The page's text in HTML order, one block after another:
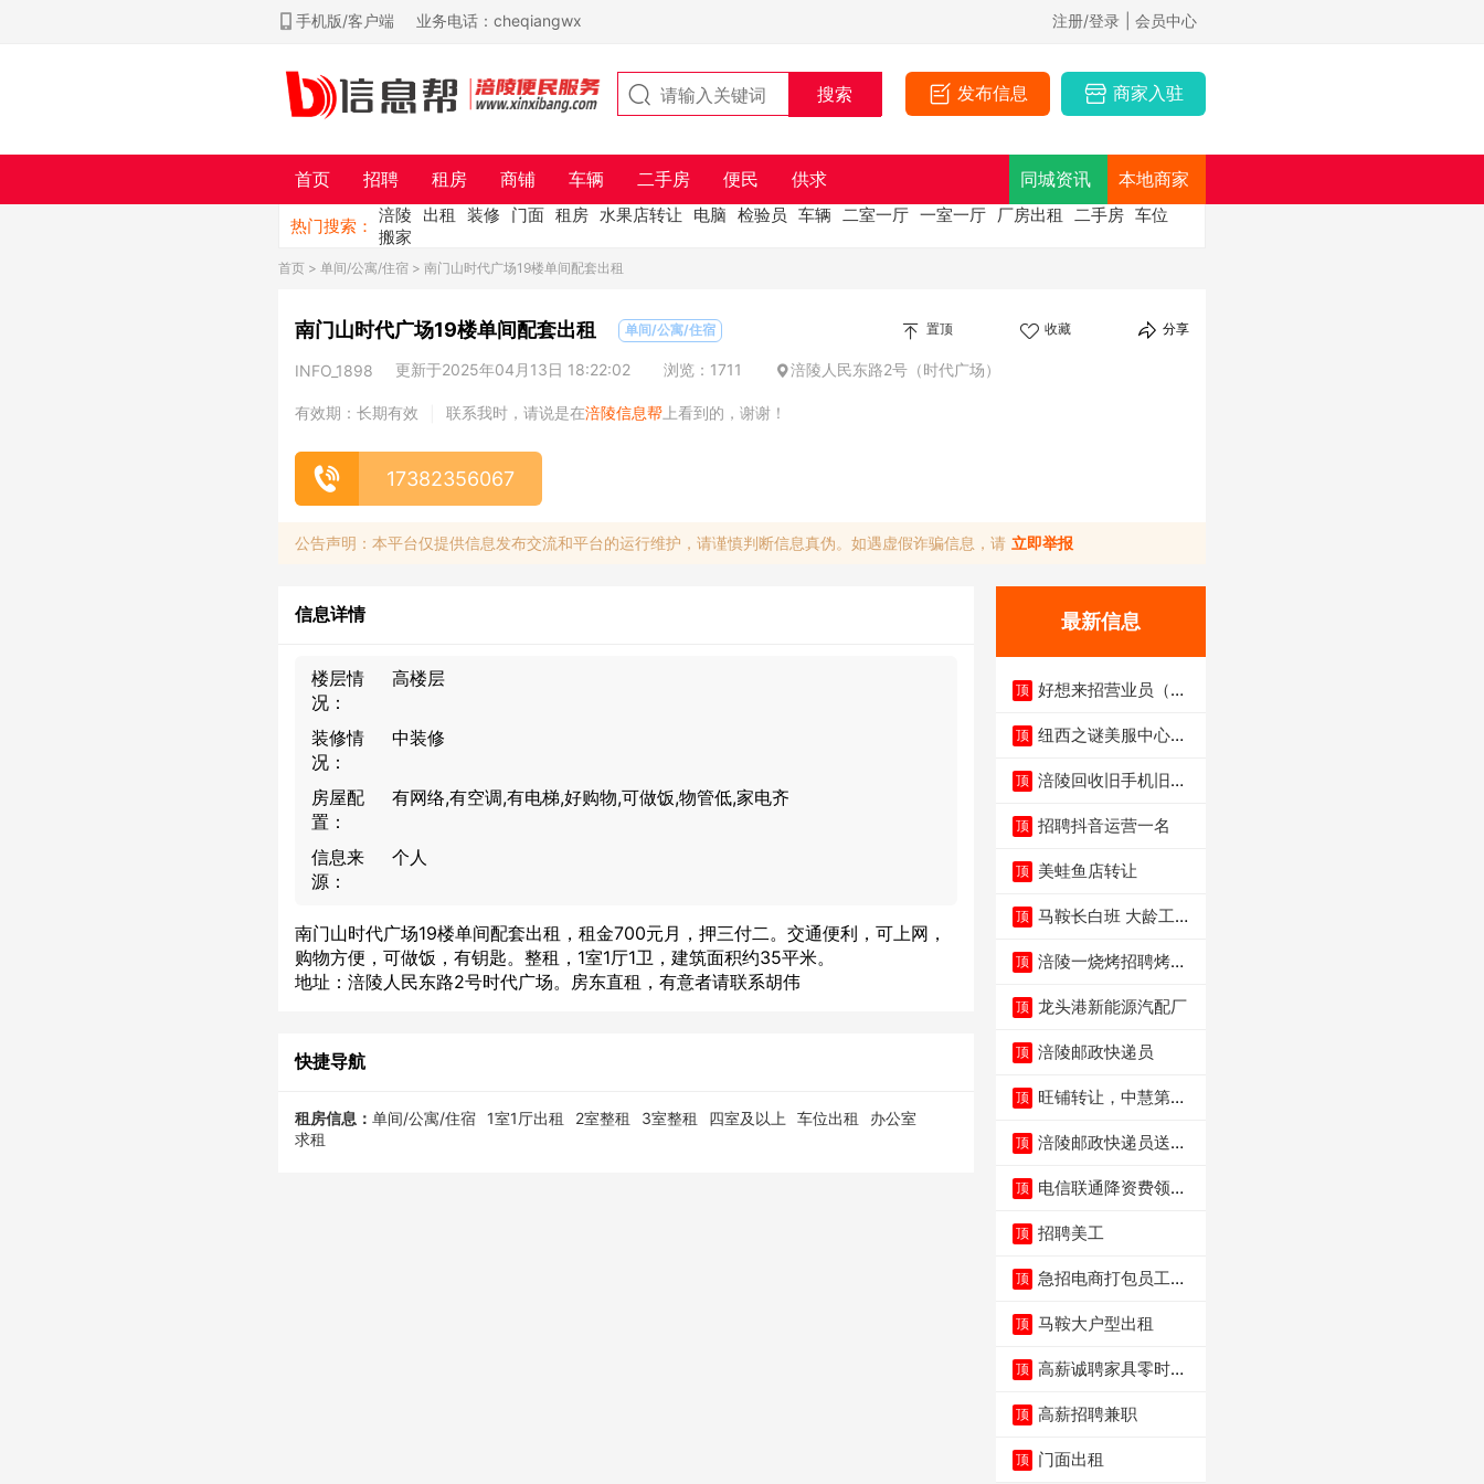
手机版/客户端 业务电话：cheqiangwx 注册/登录 | 会员中心
发布信息 商家入驻
首页 招聘 租房 商铺 车辆 二手房 便民 供求 同城资讯 本地商家
热门搜索：
涪陵 出租 装修 门面 租房 水果店转让 电脑 检验员 车辆 二室一厅 一室一厅 厂房出租 二手房 车位
搬家
首页 > 单间/公寓/住宿 > 南门山时代广场19楼单间配套出租
南门山时代广场19楼单间配套出租 单间/公寓/住宿 置顶 收藏 分享
INFO_1898 更新于2025年04月13日 18:22:02 浏览：1711 涪陵人民东路2号（时代广场）
有效期：长期有效 联系我时，请说是在涪陵信息帮 上看到的，谢谢！
17382356067
公告声明：本平台仅提供信息发布交流和平台的运行维护，请谨慎判断信息真伪。如遇虚假诈骗信息，请 立即举报
信息详情
楼层情
况：
高楼层
装修情
况：
中装修
房屋配
置：
有网络,有空调,有电梯,好购物,可做饭,物管低,家电齐
信息来
源：
个人
南门山时代广场19楼单间配套出租，租金700元月，押三付二。交通便利，可上网，
购物方便，可做饭，有钥匙。整租，1室1厅1卫，建筑面积约35平米。
地址：涪陵人民东路2号时代广场。房东直租，有意者请联系胡伟
快捷导航
租房信息： 单间/公寓/住宿 1室1厅出租 2室整租 3室整租 四室及以上 车位出租
办公室
求租
最新信息
顶 好想来招营业员（不
顶 纽西之谜美服中心招
顶 涪陵回收旧手机旧电
顶 招聘抖音运营一名
顶 美蛙鱼店转让
顶 马鞍长白班 大龄工大
顶 涪陵一烧烤招聘烤工
顶 龙头港新能源汽配厂
顶 涪陵邮政快递员
顶 旺铺转让，中慧第一
顶 涪陵邮政快递员送货
顶 电信联通降资费领价
顶 招聘美工
顶 急招电商打包员工作
顶 马鞍大户型出租
顶 高薪诚聘家具零时促
顶 高薪招聘兼职
顶 门面出租